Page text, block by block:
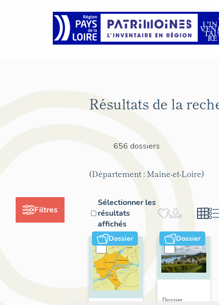
Filtres
Résultats de la
656 dossiers
(Département : Maine-et-Loire)
Sélectionner les
résultats
affichés
Dossier Dossier
Dossier